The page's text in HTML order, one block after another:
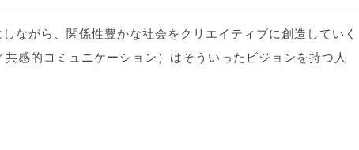
ながら、関係性豊かな社会をクリエイティブに創造していく
感的コミュニケーション）はそういったビジョンを持つ人